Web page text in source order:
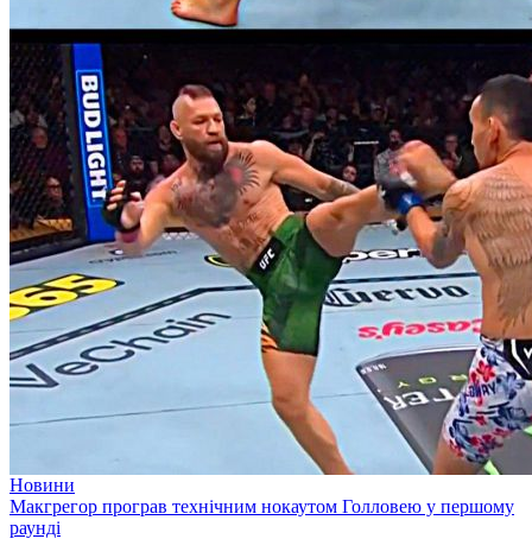
Новини
Макгрегор програв технічним нокаутом Голловею у першому
раунді